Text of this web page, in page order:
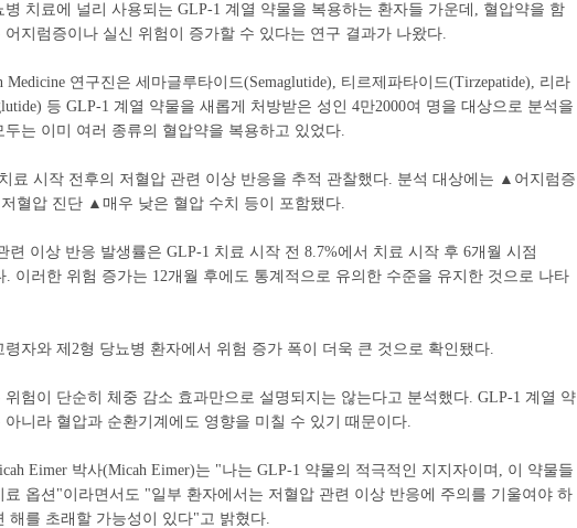
병 치료에 널리 사용되는 GLP-1 계열 약물을 복용하는 환자들 가운데, 혈압약을 함
지럼증이나 실신 위험이 증가할 수 있다는 연구 결과가 나왔다.
Medicine 연구진은 세마글루타이드(Semaglutide), 티르제파타이드(Tirzepatide), 리라
등 GLP-1 계열 약물을 새롭게 처방받은 성인 4만2000여 명을 대상으로 분석을
두는 이미 여러 종류의 혈압약을 복용하고 있었다.
료 시작 전후의 저혈압 관련 이상 반응을 추적 관찰했다. 분석 대상에는 ▲어지럼증
혈압 진단 ▲매우 낮은 혈압 수치 등이 포함됐다.
련 이상 반응 발생률은 GLP-1 치료 시작 전 8.7%에서 치료 시작 후 6개월 시점
. 이러한 위험 증가는 12개월 후에도 통계적으로 유의한 수준을 유지한 것으로 나타
령자와 제2형 당뇨병 환자에서 위험 증가 폭이 더욱 큰 것으로 확인됐다.
위험이 단순히 체중 감소 효과만으로 설명되지는 않는다고 분석했다. GLP-1 계열 약
아니라 혈압과 순환기계에도 영향을 미칠 수 있기 때문이다.
Eimer 박사(Micah Eimer)는 "나는 GLP-1 약물의 적극적인 지지자이며, 이 약물들
료 옵션"이라면서도 "일부 환자에서는 저혈압 관련 이상 반응에 주의를 기울여야 하
해를 초래할 가능성이 있다"고 밝혔다.